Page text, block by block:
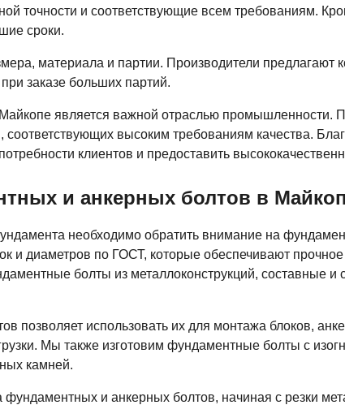
точности и соответствующие всем требованиям.
сроки.
материала и партии. Производители
заказе больших партий.
является важной отраслью промышленности.
соответствующих высоким требованиям качества.
клиентов и предоставить
и анкерных болтов в
необходимо обратить внимание на
и диаметров по ГОСТ, которые обеспечивают
болты из металлоконструкций, составные
позволяет использовать их для монтажа блоков,
Мы также изготовим фундаментные болты с
камней.
и анкерных болтов, начиная с резки